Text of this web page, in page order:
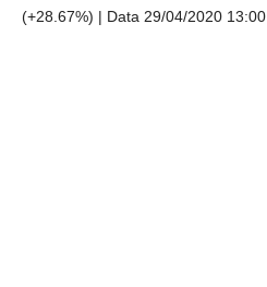
(+28.67%)
Data 29/04/2020 13:00